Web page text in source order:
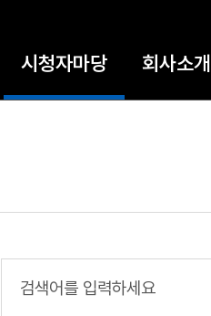
시청자마당 회사소개